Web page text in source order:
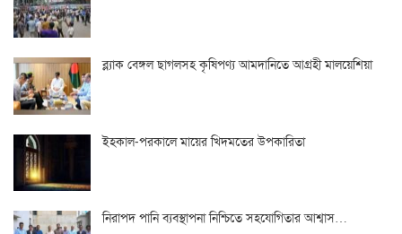
ব্ল্যাক বেঙ্গল ছাগলসহ কৃষিপণ্য আমদানিতে আগ্রহী মালয়েশিয়া
ইহকাল-পরকালে মায়ের খিদমতের উপকারিতা
নিরাপদ পানি ব্যবস্থাপনা নিশ্চিতে সহযোগিতার আশ্বাস…